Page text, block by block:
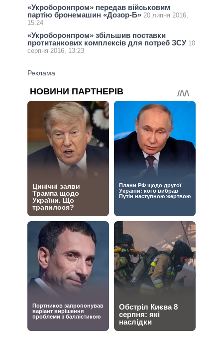
«Укроборонпром» передав військовим
партію бронемашин «Дозор-Б» 20 липня 2016,
15:24
«Укроборонпром» збільшив поставки
протитанкових комплексів для потреб ЗСУ 10
серпня 2016, 13:23